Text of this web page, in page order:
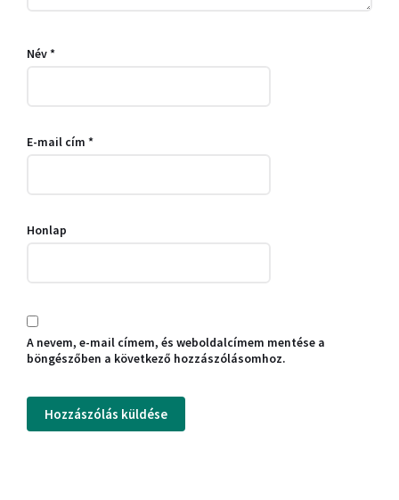
Név*
E-mail cím *
Honlap
A nevem, e-mail címem, és weboldalcímem mentése a
böngészőben a következő hozzászólásomhoz.